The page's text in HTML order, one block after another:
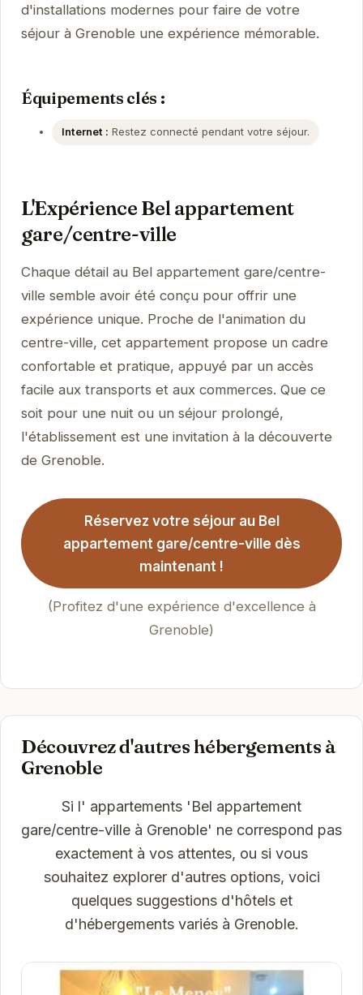
d'installations modernes pour faire de votre
séjour à Grenoble une expérience mémorable.
Équipements clés :
Internet : Restez connecté pendant votre séjour.
L'Expérience Bel appartement
gare/centre-ville
Chaque détail au Bel appartement gare/centre-
ville semble avoir été conçu pour offrir une
expérience unique. Proche de l'animation du
centre-ville, cet appartement propose un cadre
confortable et pratique, appuyé par un accès
facile aux transports et aux commerces. Que ce
soit pour une nuit ou un séjour prolongé,
l'établissement est une invitation à la découverte
de Grenoble.
Réservez votre séjour au Bel
appartement gare/centre-ville dès
maintenant !
(Profitez d'une expérience d'excellence à
Grenoble)
Découvrez d'autres hébergements à
Grenoble
Si l' appartements 'Bel appartement
gare/centre-ville à Grenoble' ne correspond pas
exactement à vos attentes, ou si vous
souhaitez explorer d'autres options, voici
quelques suggestions d'hôtels et
d'hébergements variés à Grenoble.